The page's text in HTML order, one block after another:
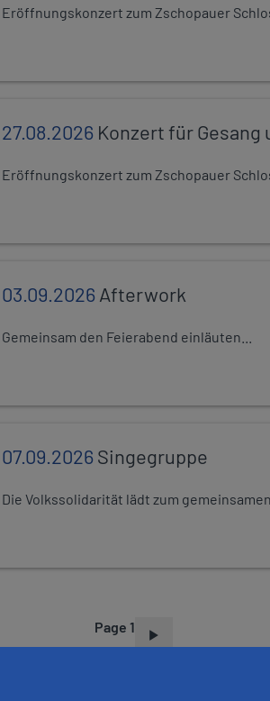
Eröffnungskonzert zum Zschopauer
27.08.2026 Konzert für Gesang
Eröffnungskonzert zum Zschopauer
03.09.2026Afterwork
Gemeinsam den Feierabend einläuten...
07.09.2026Singegruppe
Die Volkssolidarität lädt zum
Page 1